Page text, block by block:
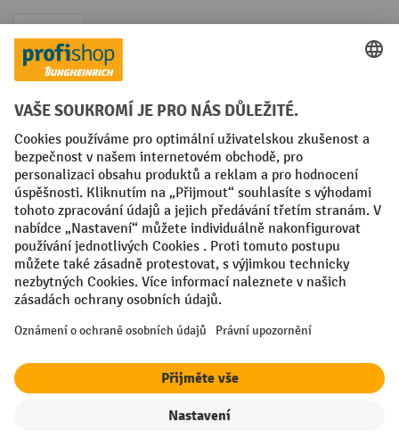
Faktura
Sociální sítě
Facebook
YouTubeLinkedIn
VODP Otisk
Prohlášení o ochraně osobních údajů
Nastavení ochrany osobních údajů
All prices excl. VAT plusshipping costsand possible delivery charges,
¹ Sleva platí do vyprodání zásob. Sleva se nevztahuje na akční ceny.